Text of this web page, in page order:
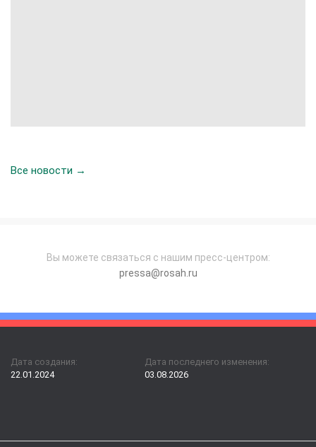
Все новости →
Вы можете связаться с нашим пресс-центром:
pressa@rosah.ru
Дата создания:
22.01.2024
Дата последнего изменения:
03.08.2026